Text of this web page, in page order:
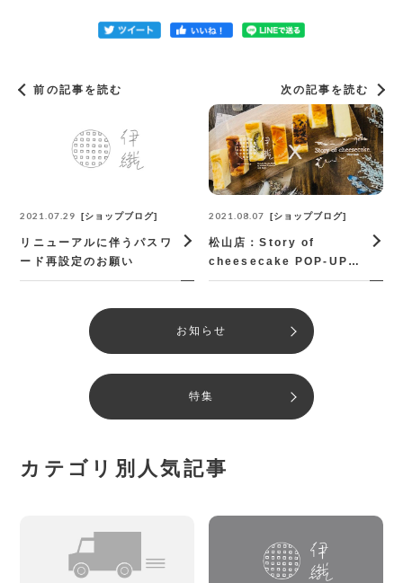
前の記事を読む
2021.07.29 ショップブログ
リニューアルに伴うパスワ
ード再設定のお願い
次の記事を読む
2021.08.07 ショップブログ
松山店：Story of
cheesecake POP-UPス
タート！（8/31まで)
お知らせ
特集
カテゴリ別人気記事